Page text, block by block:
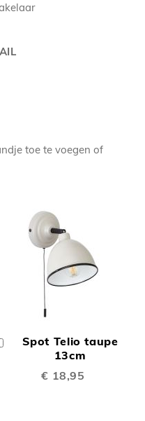
toe te voegen of
Spot Telio taupe
13cm
€ 18,95
Winkelwagen